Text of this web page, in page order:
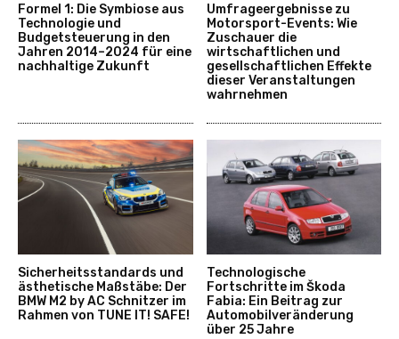
Formel 1: Die Symbiose aus
Technologie und
Budgetsteuerung in den
Jahren 2014–2024 für eine
nachhaltige Zukunft
Umfrageergebnisse zu
Motorsport-Events: Wie
Zuschauer die
wirtschaftlichen und
gesellschaftlichen Effekte
dieser Veranstaltungen
wahrnehmen
Sicherheitsstandards und
ästhetische Maßstäbe: Der
BMW M2 by AC Schnitzer im
Rahmen von TUNE IT! SAFE!
Technologische
Fortschritte im Škoda
Fabia: Ein Beitrag zur
Automobilveränderung
über 25 Jahre